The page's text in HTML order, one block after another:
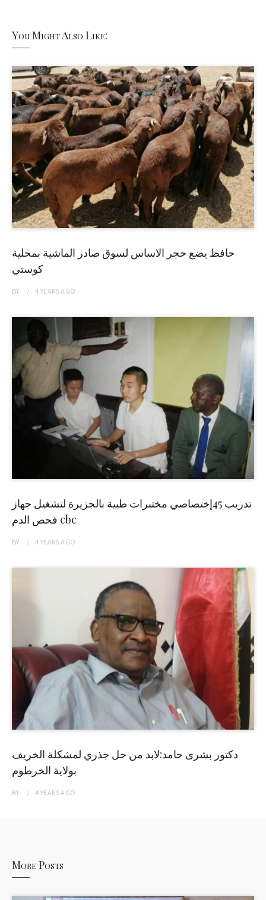
You Might Also Like:
حافظ يضع حجر الاساس لسوق صادر الماشية بمحلية
كوستي
BY 4 YEARSAGO
تدريب 45إختصاصي مختبرات طبية بالجزيرة لتشغيل جهاز
فحص الدم cbc
BY 4 YEARSAGO
دكتور بشرى حامد:لابد من حل جذري لمشكلة الخريف
بولاية الخرطوم
BY 4 YEARSAGO
More Posts